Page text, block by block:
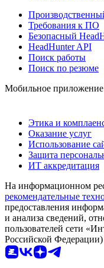
Требования к ПО
Безопасный
HeadHunter API
Поиск работы
Поиск по резюме
Мобильное приложение
Этика и
Оказание услуг
Использование
Защита
ИТ аккредитация
На информационном
рекомендательные
предоставления
и анализа сведений,
пользователей сети
Российской Федерации)